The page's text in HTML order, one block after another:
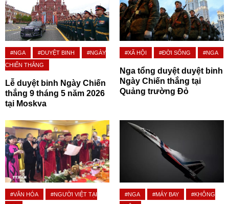
#NGA #DUYỆT BINH
#NGÀY
CHIẾN THẮNG
Lễ duyệt binh Ngày Chiến
thắng 9 tháng 5 năm 2026
tại Moskva
#XÃ HỘI #ĐỜI SỐNG #NGA
Nga tổng duyệt duyệt binh
Ngày Chiến thắng tại
Quảng trường Đỏ
#VĂN HÓA
#NGƯỜI VIỆT TẠI
#NGA #MÁY BAY
#KHÔNG